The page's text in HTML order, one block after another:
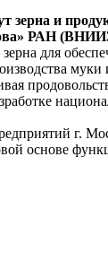
зерна и
РАН
для
г.
основе